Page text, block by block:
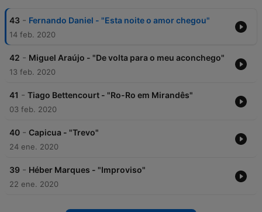
43 - Fernando Daniel - "Esta noite o amor chegou"
14 feb. 2020
42 - Miguel Araújo - "De volta para o meu aconchego"
13 feb. 2020
41 - Tiago Bettencourt - "Ro-Ro em Mirandês"
03 feb. 2020
40 - Capicua - "Trevo"
24 ene. 2020
39 - Héber Marques - "Improviso"
22 ene. 2020